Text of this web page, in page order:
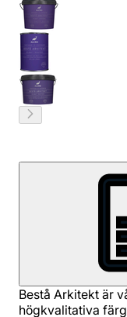
Bestå Arkitekt är
högkvalitativa